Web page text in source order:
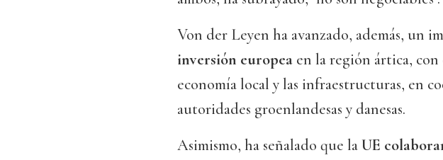
Von der Leyen ha avanzado, además, un
inversión europea en la región ártica,
economía local y las infraestructuras, en
autoridades groenlandesas y danesas.
Asimismo, ha señalado que laUE